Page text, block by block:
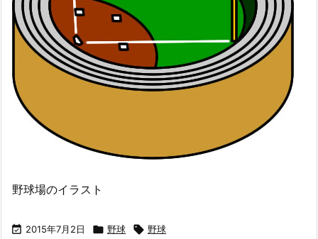
野球場のイラスト
 2015年7月2日  野球  野球